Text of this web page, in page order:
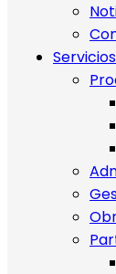
Servicios